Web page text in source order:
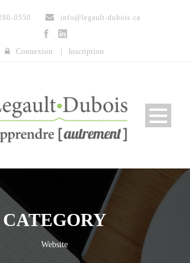
0550 info@legault-dubois.ca
Connexion | Inscription
CATEGORY
Website